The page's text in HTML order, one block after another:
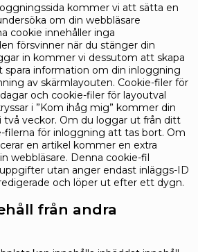
kommer vi att sätta en
om din webbläsare
cookie innehåller inga
försvinner när du stänger din
in kommer vi dessutom att skapa
spara information om din inloggning
av skärmlayouten. Cookie-filer för
och cookie-filer för layoutval
i ”Kom ihåg mig” kommer din
två veckor. Om du loggar ut från ditt
för inloggning att tas bort. Om
en artikel kommer en extra
webbläsare. Denna cookie-fil
utan anger endast inläggs-ID
och löper ut efter ett dygn.
från andra